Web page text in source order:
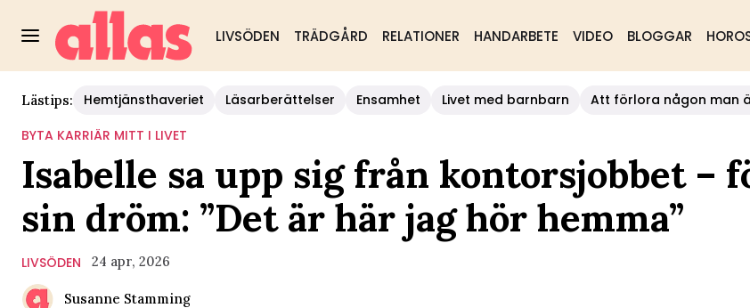
LIVSÖDEN TRÄDGÅRD RELATIONER HANDARBETE VIDEO BLOGGAR
Lästips: Hemtjänsthaveriet Läsarberättelser Ensamhet Livet med barnbarn Att förlora någon man
BYTA KARRIÄR MITT I LIVET
Isabelle sa upp sig från kontorsjobbet –
sin dröm: ”Det är här jag hör hemma”
LIVSÖDEN 24 apr, 2026
Susanne Stamming